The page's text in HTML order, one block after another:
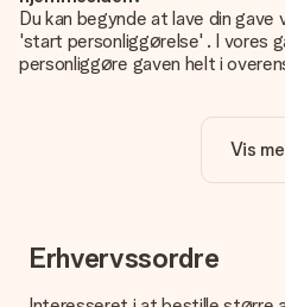
Du kan begynde at lave din gave
'start personliggørelse' . I vores
personliggøre gaven helt i
Er personalisering inkluderet i
Prisen der vises på
Hvordan ved jeg, om mit
Vi vil være sikre på, at du er helt
Vis
Erhvervssordre